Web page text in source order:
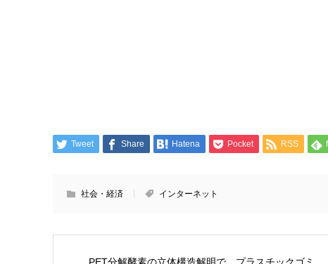
Tweet Share Hatena Pocket RSS
社会・経済 インターネット